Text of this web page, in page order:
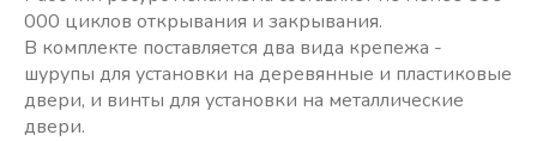
000 циклов открывания и закрывания.
В комплекте поставляется два вида крепежа -
шурупы для установки на деревянные и пластиковые
двери, и винты для установки на металлические
двери.